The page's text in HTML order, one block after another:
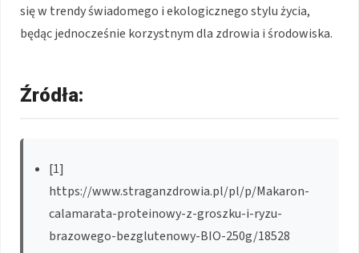
się w trendy świadomego i ekologicznego stylu życia,
będąc jednocześnie korzystnym dla zdrowia i środowiska.
Źródła:
[1]
https://www.straganzdrowia.pl/pl/p/Makaron-
calamarata-proteinowy-z-groszku-i-ryzu-
brazowego-bezglutenowy-BIO-250g/18528